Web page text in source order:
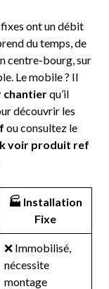
ont un débit
du temps, de
centre-bourg, sur
Le mobile ? Il
chantierqu’il
découvrir les
ou consultez le
voir produit ref
🏭 Installation
Fixe
❌ Immobilisé,
nécessite
montage